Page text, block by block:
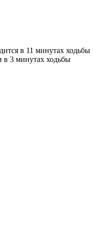
в 11 минутах ходьбы
в 3 минутах ходьбы